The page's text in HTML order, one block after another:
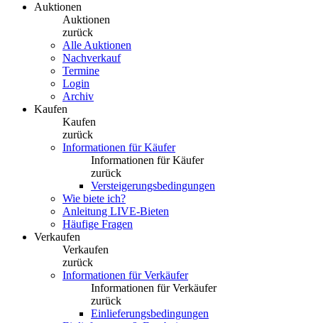
Auktionen
Auktionen
zurück
Alle Auktionen
Nachverkauf
Termine
Login
Archiv
Kaufen
Kaufen
zurück
Informationen für Käufer
Informationen für Käufer
zurück
Versteigerungsbedingungen
Wie biete ich?
Anleitung LIVE-Bieten
Häufige Fragen
Verkaufen
Verkaufen
zurück
Informationen für Verkäufer
Informationen für Verkäufer
zurück
Einlieferungsbedingungen